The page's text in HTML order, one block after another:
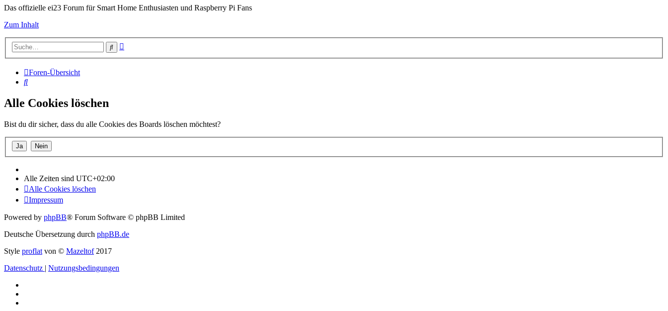
Das offizielle ei23 Forum für Smart Home Enthusiasten und Raspberry Pi Fans
Zum Inhalt
Suche
Foren-Übersicht
Suche
Alle Cookies löschen
Bist du dir sicher, dass du alle Cookies des Boards löschen möchtest?
Alle Zeiten sind UTC+02:00
Alle Cookies löschen
Impressum
Powered by phpBB® Forum Software © phpBB Limited
Deutsche Übersetzung durch phpBB.de
Style proflat von © Mazeltof2017
Datenschutz | Nutzungsbedingungen